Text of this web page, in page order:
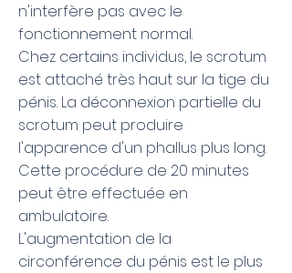
n'interfère pas avec le
fonctionnement normal.
Chez certains individus, le scrotum
est attaché très haut sur la tige du
pénis. La déconnexion partielle du
scrotum peut produire
l'apparence d'un phallus plus long.
Cette procédure de 20 minutes
peut être effectuée en
ambulatoire.
L'augmentation de la
circonférence du pénis est le plus